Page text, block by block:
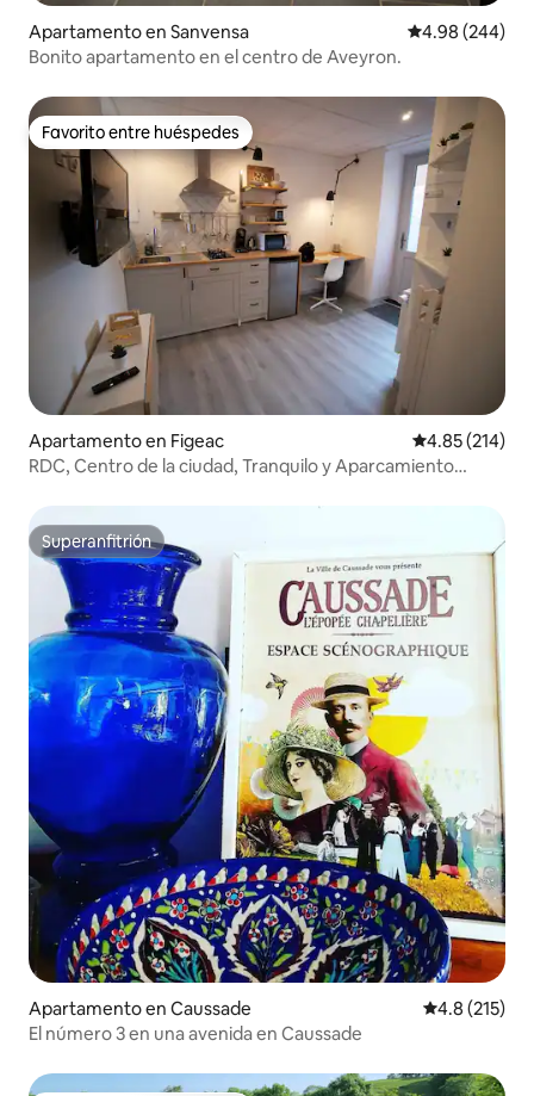
Apartamento en Sanvensa Calificación
4.98 (244)
Bonito apartamento en el centro de Aveyron.
Favorito entre huéspedes
Favorito entre huéspedes
Apartamento en Figeac Calificación
4.85 (214)
RDC, Centro de la ciudad, Tranquilo y Aparcamiento
Superanfitrión
Superanfitrión
Apartamento en Caussade Calificación
4.8 (215)
El número 3 en una avenida en Caussade